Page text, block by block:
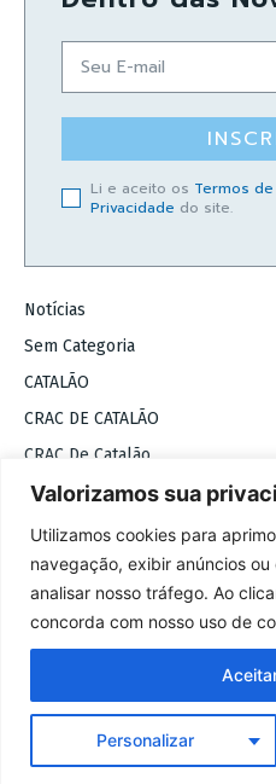
Valorizamos sua
Utilizamos cookies para
navegação, exibir anúncios
analisar nosso tráfego. Ao
concorda com nosso uso de
Personalizar
Li e aceito os Termos
Privacidade do site.
Notícias
Sem Categoria
CATALÃO
CRAC DE CATALÃO
CRAC De Catalão
COPYRIGHT 2026 ©
Sobre Contato Termos